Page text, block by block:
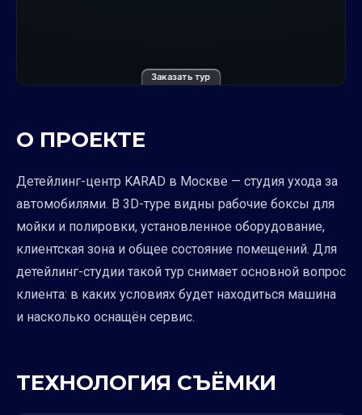
Заказать тур
О ПРОЕКТЕ
Детейлинг-центр KARAD в Москве — студия ухода за
автомобилями. В 3D-туре видны рабочие боксы для
мойки и полировки, установленное оборудование,
клиентская зона и общее состояние помещений. Для
детейлинг-студии такой тур снимает основной вопрос
клиента: в каких условиях будет находиться машина
и насколько оснащён сервис.
ТЕХНОЛОГИЯ СЪЁМКИ